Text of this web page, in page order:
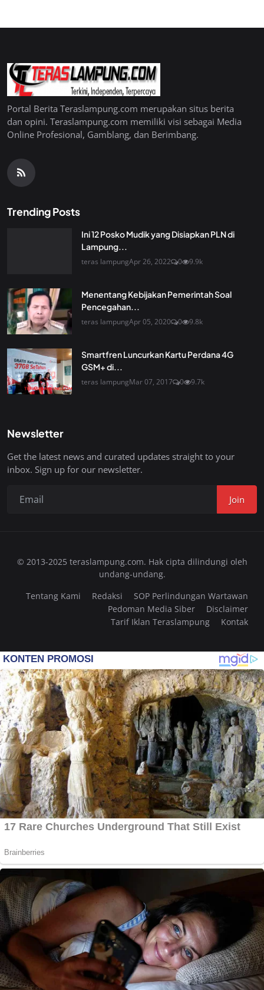
Portal Berita Teraslampung.com merupakan situs berita
dan opini. Teraslampung.com memiliki visi sebagai Media
Online Profesional, Gamblang, dan Berimbang.
Trending Posts
Ini 12 Posko Mudik yang Disiapkan PLN di
Lampung...
teras lampungApr 26, 2022 0 9.9k
Menentang Kebijakan Pemerintah Soal
Pencegahan...
teras lampungApr 05, 2020 0 9.8k
Smartfren Luncurkan Kartu Perdana 4G
GSM+ di...
teras lampungMar 07, 2017 0 9.7k
Newsletter
Get the latest news and curated updates straight to your
inbox. Sign up for our newsletter.
Join
© 2013-2025 teraslampung.com. Hak cipta dilindungi oleh
undang-undang.
Tentang Kami
Redaksi
SOP Perlindungan Wartawan
Pedoman Media Siber
Disclaimer
Tarif Iklan Teraslampung
Kontak